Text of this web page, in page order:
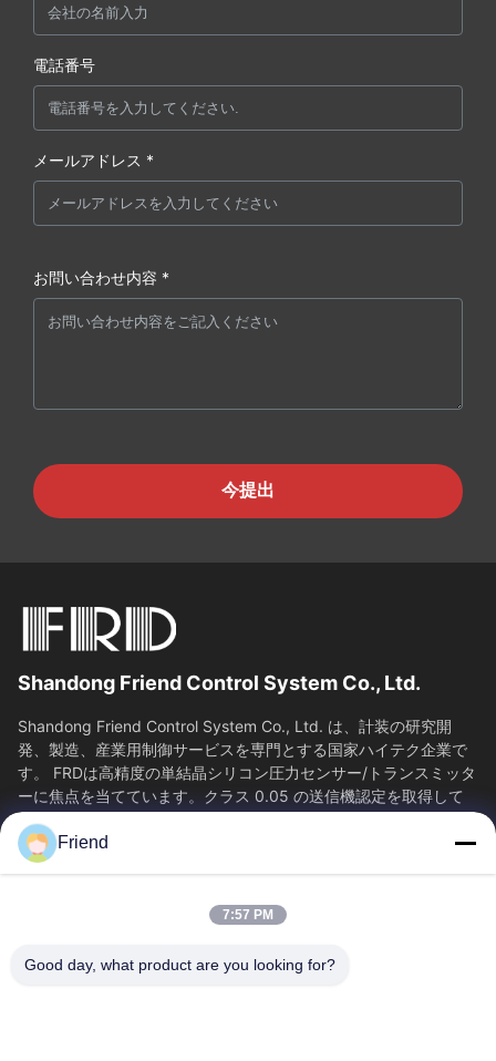
電話番号
メールアドレス *
お問い合わせ内容 *
今提出
Shandong Friend Control System Co., Ltd.
Shandong Friend Control System Co., Ltd. は、計装の研究開
発、製造、産業用制御サービスを専門とする国家ハイテク企業で
す。 FRDは高精度の単結晶シリコン圧力センサー/トランスミッタ
ーに焦点を当てています。クラス 0.05 の送信機認定を取得して
おり、65...
SAIKESAISI水素エナジー
企業情報
会社案内
品質管理
Friend
7:57 PM
Good day, what product are you looking for?